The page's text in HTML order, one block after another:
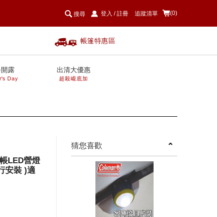
(0)
登入 / 註冊 追蹤清單
帳篷特惠區
搜尋
露
Day
出清大優惠
超殺巄底加
LED營燈
安裝 )適
猜您喜歡